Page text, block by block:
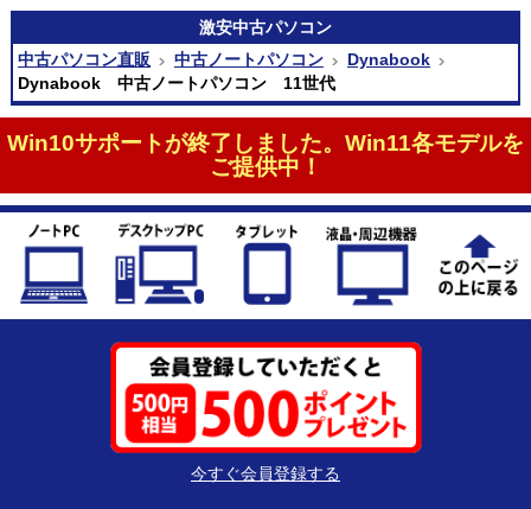
激安中古パソコン
中古パソコン直販
中古ノートパソコン
Dynabook
Dynabook 中古ノートパソコン 11世代
Win10サポートが終了しました。Win11各モデルを
ご提供中！
今すぐ会員登録する